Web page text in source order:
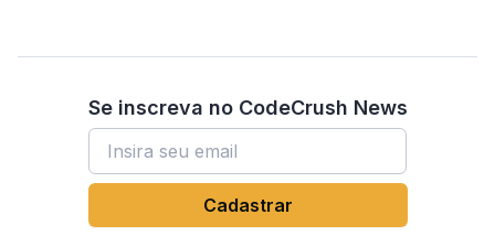
Se inscreva no CodeCrush News
Endereço de email
Cadastrar